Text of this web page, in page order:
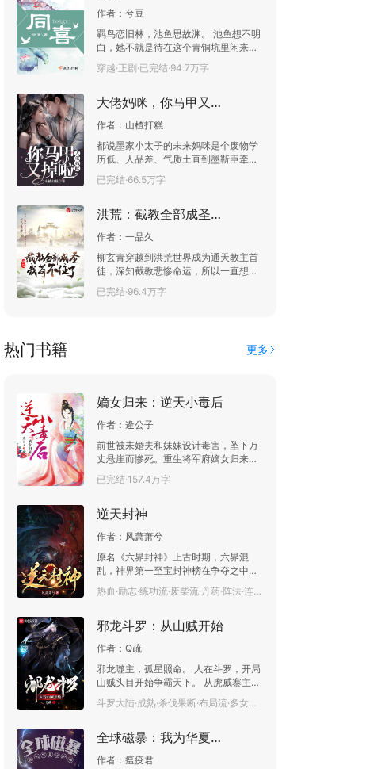
万。” 万芊眸光微动，微拧着眉直直的
看着他。 单傅瑾再次出声，“十万。” 万
芊望着他美眸发亮，却还是没有动作。
万芊赶紧扑了上去！ 十万一个吻，不吻
脸，唇角微扬，总算能光明正大的吻一
回。
作者： 兮豆
羁鸟恋旧林，池鱼思故渊。 池鱼想不明
白，她不就是待在这个青铜坑里闲来无
事，随口念了句诗嘛，怎么旁边这个男
人就用那种怪异的眼神看她？ 难道是她
不要杀人灭口，就听到有人在喊顾
穿越·正剧·已完结·94.7万字
大佬妈咪，你马甲又掉啦
作者： 山楂打糕
都说墨家小太子的未来妈咪是个废物学
历低、人品差、气质土直到墨靳臣牵着
未婚妻的手闪瞎众人的眼：国研所大
佬、世界第一名医、无数神级科学家的
臣表示：老婆哪哪哪都好..萌宝墨宴修表
多...彩虹屁吹不过！
已完结·66.5万字
洪荒：截教全部成圣，我苟不住了
作者： 一品久
柳玄青穿越到洪荒世界成为通天教主首
徒，深知截教悲惨命运，所以一直想要
低调苟着。 但未曾想却绑定了代师考核
系统，只要考核截教门徒便能够获得各
妈全都考核成圣了？” 元始天尊：“师
毛关系啊？”
已完结·96.4万字
热门书籍 更多
嫡女归来：逆天小毒后
作者： 逄公子
前世被未婚夫和妹妹设计毒害，坠下万
丈悬崖而惨死。重生将军府嫡女归来，
极致重生，风华绝代睥睨世间一切。誓
要保全将军府荣威不倒，以身卷入皇权
反祖母，训幼弟，对付假面柔善二夫
皇子怀有目地的接近。接连被暗杀毒
害，总被某只妖孽王爷相救，数次被冷
嘲斥骂为“笨蛋！”某妖孽王爷：“丫头，
何？”某女猛翻白眼：“王爷不是向来不
已完结·157.4万字
逆天封神
作者： 风萧萧兮
原名《六界封神》上古时期，六界混
乱，神界第一至宝封神榜在争夺之中被
打碎成了六块，自此，不封神。一个平
凡修真少年叶晨，得上古神器太极八卦
上。他于逆境中崛起，凭借着连连际
对敌人铁血无情，为兄弟两肋插刀，为
红颜怒发冲冠，令六界闻风丧胆！且看
叶晨如何问鼎神界巅峰，手持封神榜，
热血·励志·练功流·废柴流·丹药·阵法·连载中·1457.2万字
邪龙斗罗：从山贼开始
作者： Q疏
邪龙噬主，孤星照命。 人在斗罗，开局
山贼头目开始争霸天下。 从虎威寨主，
到整个斗罗大陆的无冕之王。 唐三：
“大哥！你才是幕后黑手！” 兄弟反目。
玄天功。 比比东：“沈孤鸿，你干的好
兔子！我现在就去把她抓来烤了！”
斗罗大陆·成熟·杀伐果断·布局流·多女主·谋略·已完结·74.2万字
全球磁暴：我为华夏守护神
作者： 瘟疫君